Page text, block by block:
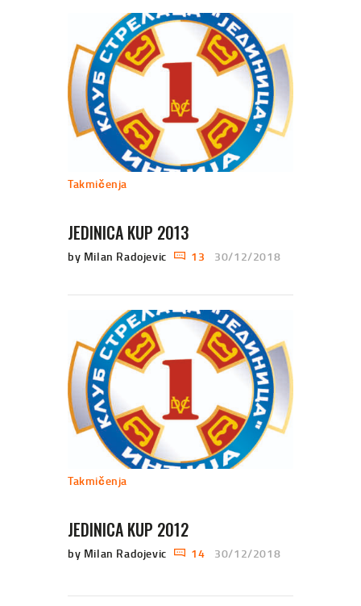
Takmičenja
JEDINICA KUP 2013
by Milan Radojevic 13 30/12/2018
Takmičenja
JEDINICA KUP 2012
by Milan Radojevic 14 30/12/2018